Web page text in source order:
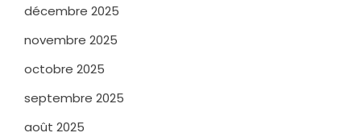
décembre 2025
novembre 2025
octobre 2025
septembre 2025
août 2025